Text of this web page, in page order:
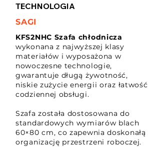
TECHNOLOGIA
SAGI
KFS2NHC Szafa chłodnicza
wykonana z najwyższej klasy
materiałów i wyposażona w
nowoczesne technologie,
gwarantuje długą żywotność,
niskie zużycie energii oraz łatwość
codziennej obsługi.
Szafa została dostosowana do
standardowych wymiarów blach
60×80 cm, co zapewnia doskonałą
organizację przestrzeni roboczej.